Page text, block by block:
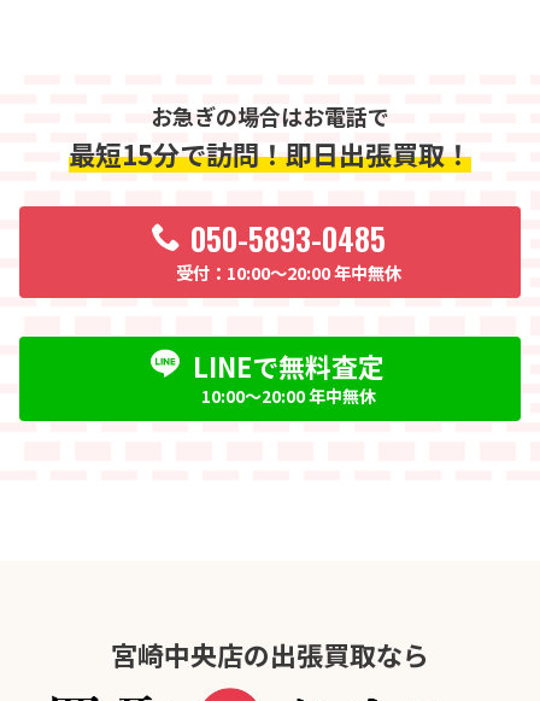
お急ぎの場合はお電話で
最短15分で訪問！即日出張買取！
050-5893-0485
10:00〜20:00 年中無休
LINEで無料査定
10:00〜20:00 年中無休
宮崎中央店の出張買取なら